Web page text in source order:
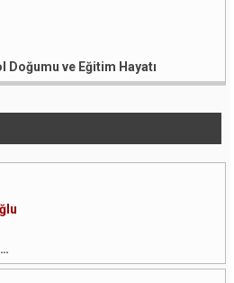
Doğumu ve Eğitim Hayatı